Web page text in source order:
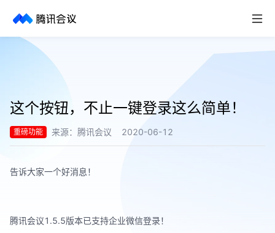
取消
历史搜索
这个按钮，不止一键登录这么简单！
重磅功能 来源： 腾讯会议 2020-06-12
告诉大家一个好消息！
腾讯会议1.5.5版本已支持企业微信登录！